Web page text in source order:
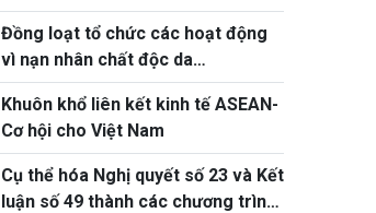
Đồng loạt tổ chức các hoạt động
vì nạn nhân chất độc da
cam/dioxin
Khuôn khổ liên kết kinh tế ASEAN-
Cơ hội cho Việt Nam
Cụ thể hóa Nghị quyết số 23 và Kết
luận số 49 thành các chương trình